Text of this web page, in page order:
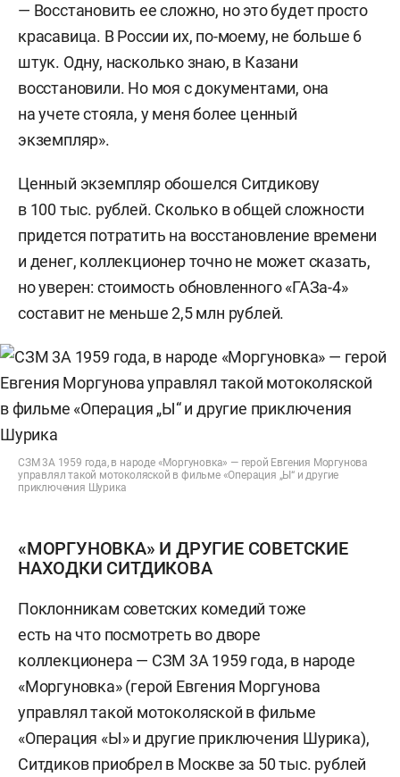
— Восстановить ее сложно, но это будет просто
красавица. В России их, по-моему, не больше 6
штук. Одну, насколько знаю, в Казани
восстановили. Но моя с документами, она
на учете стояла, у меня более ценный
экземпляр».
Ценный экземпляр обошелся Ситдикову
в 100 тыс. рублей. Сколько в общей сложности
придется потратить на восстановление времени
и денег, коллекционер точно не может сказать,
но уверен: стоимость обновленного «ГАЗа-4»
составит не меньше 2,5 млн рублей.
СЗМ 3А 1959 года, в народе «Моргуновка» — герой Евгения Моргунова
управлял такой мотоколяской в фильме «Операция „Ы“ и другие
приключения Шурика
«МОРГУНОВКА» И ДРУГИЕ СОВЕТСКИЕ
НАХОДКИ СИТДИКОВА
Поклонникам советских комедий тоже
есть на что посмотреть во дворе
коллекционера — СЗМ 3А 1959 года, в народе
«Моргуновка» (герой Евгения Моргунова
управлял такой мотоколяской в фильме
«Операция «Ы» и другие приключения Шурика),
Ситдиков приобрел в Москве за 50 тыс. рублей